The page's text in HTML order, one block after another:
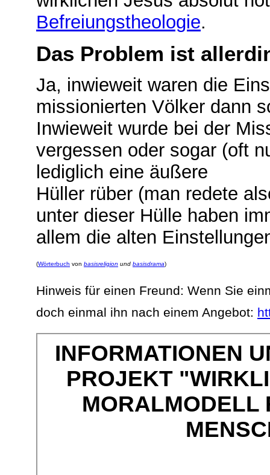
Befreiungstheologie.
Das Problem ist
Ja, inwieweit waren die
missionierten Völker dann
Inwieweit wurde bei der
vergessen oder sogar (oft
lediglich eine äußere
Hüller rüber (man redete
unter dieser Hülle haben
allem die alten
(Wörterbuch von basisreligion und basisdrama)
Hinweis für einen Freund: Wenn Sie
doch einmal ihn nach einem Angebot: